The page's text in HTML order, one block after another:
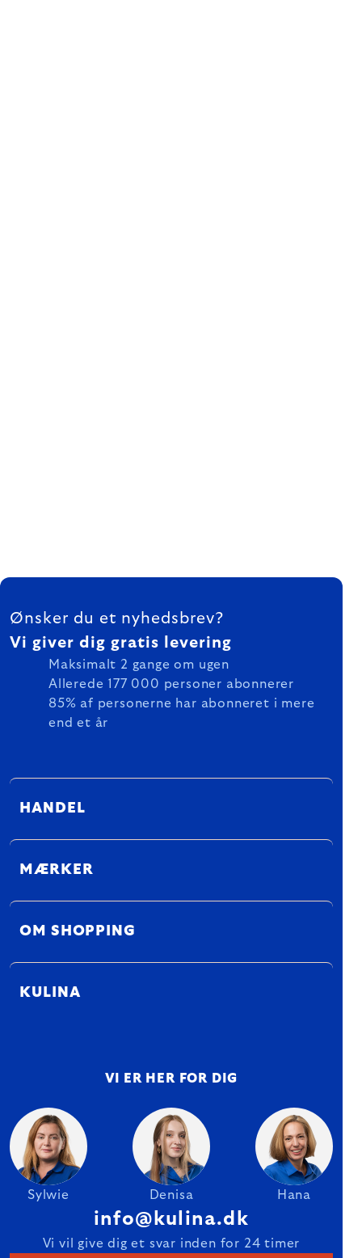
FOOTER
Ønsker du et nyhedsbrev?
Vi giver dig gratis levering
Maksimalt 2 gange om ugen
Allerede 177 000 personer abonnerer
85% af personerne har abonneret i mere
end et år
HANDEL
MÆRKER
OM SHOPPING
KULINA
VI ER HER FOR DIG
Sylwie Denisa Hana
info@kulina.dk
Vi vil give dig et svar inden for 24 timer